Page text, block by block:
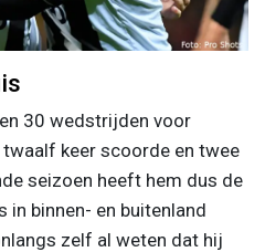
30 wedstrijden voor
keer scoorde en twee
seizoen heeft hem dus de
in binnen- en buitenland
zelf al weten dat hij